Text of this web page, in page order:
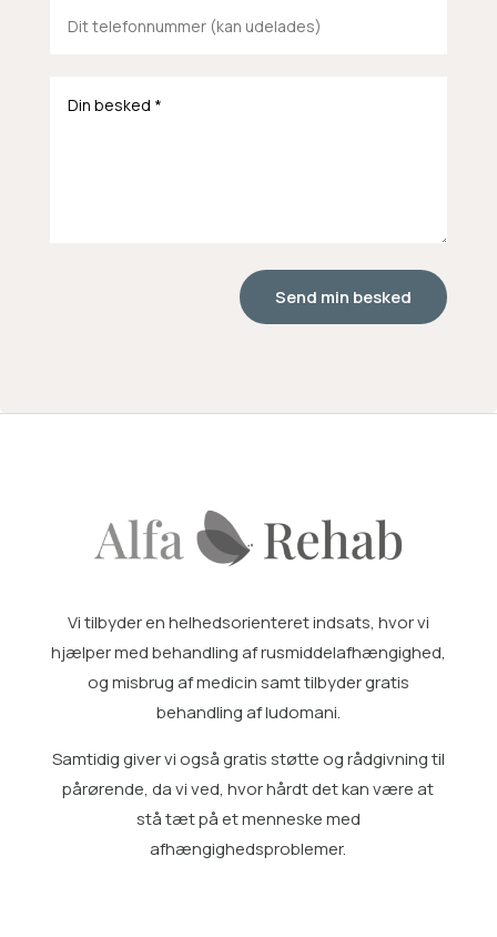
Send min besked
Vi tilbyder en helhedsorienteret indsats, hvor vi
hjælper medbehandling af rusmiddelafhængighed,
og misbrug af medicin samt tilbyder gratis
behandling af ludomani.
Samtidig giver vi også gratisstøtte og rådgivning til
pårørende, da vi ved, hvor hårdt det kan være at
stå tæt på et menneske med
afhængighedsproblemer.